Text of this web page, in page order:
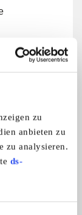
zu
anbieten zu
zu analysieren.
ds-